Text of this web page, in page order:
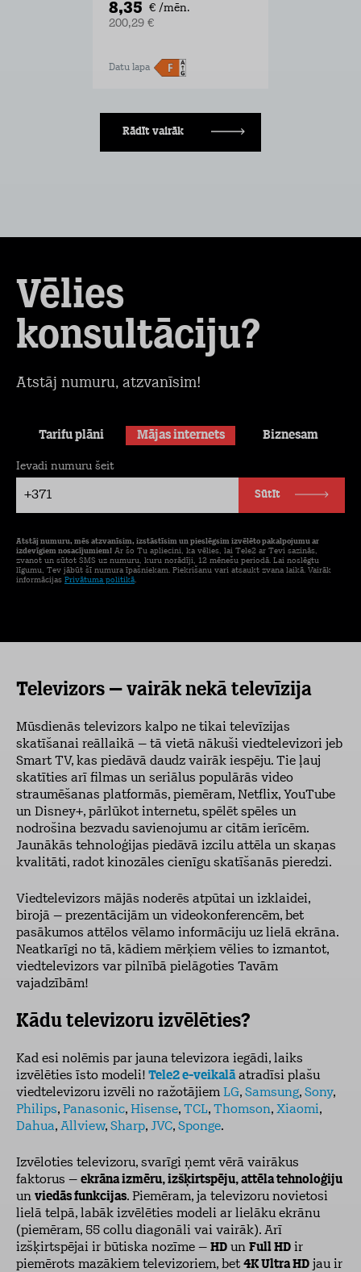
8,35 € /mēn.
200,29 €
Datu lapa
Rādīt vairāk
Vēlies
konsultāciju?
Atstāj numuru, atzvanīsim!
Tarifu plāni Mājas internets Biznesam
+371
Ievadi numuru šeit
Sūtīt
Atstāj numuru, mēs atzvanīsim, izstāstīsim un pieslēgsim izvēlēto pakalpojumu ar
izdevīgiem nosacījumiem! Ar šo Tu apliecini, ka vēlies, lai Tele2 ar Tevi sazinās,
zvanot un sūtot SMS uz numuru, kuru norādīji, 12 mēnešu periodā. Lai noslēgtu
līgumu, Tev jābūt šī numura īpašniekam. Piekrišanu vari atsaukt zvana laikā. Vairāk
informācijas Privātuma politikā.
Televizors – vairāk nekā televīzija
Mūsdienās televizors kalpo ne tikai televīzijas
skatīšanai reāllaikā – tā vietā nākuši viedtelevizori jeb
Smart TV, kas piedāvā daudz vairāk iespēju. Tie ļauj
skatīties arī filmas un seriālus populārās video
straumēšanas platformās, piemēram, Netflix, YouTube
un Disney+, pārlūkot internetu, spēlēt spēles un
nodrošina bezvadu savienojumu ar citām ierīcēm.
Jaunākās tehnoloģijas piedāvā izcilu attēla un skaņas
kvalitāti, radot kinozāles cienīgu skatīšanās pieredzi.
Viedtelevizors mājās noderēs atpūtai un izklaidei,
birojā – prezentācijām un videokonferencēm, bet
pasākumos attēlos vēlamo informāciju uz lielā ekrāna.
Neatkarīgi no tā, kādiem mērķiem vēlies to izmantot,
viedtelevizors var pilnībā pielāgoties Tavām
vajadzībām!
Kādu televizoru izvēlēties?
Kad esi nolēmis par jaunatelevizora iegādi, laiks
izvēlēties īsto modeli! Tele2 e-veikalāatradīsi plašu
viedtelevizoru izvēli no ražotājiem LG, Samsung, Sony,
Philips, Panasonic, Hisense, TCL, Thomson, Xiaomi,
Dahua, Allview, Sharp, JVC, Sponge.
Izvēloties televizoru, svarīgi ņemt vērā vairākus
faktorus – ekrāna izmēru, izšķirtspēju, attēla tehnoloģiju
un viedās funkcijas. Piemēram, ja televizoru novietosi
lielā telpā, labāk izvēlēties modeli ar lielāku ekrānu
(piemēram, 55 collu diagonāli vai vairāk). Arī
izšķirtspējai ir būtiska nozīme – HD un Full HD ir
piemērots mazākiem televizoriem, bet 4K Ultra HD jau ir